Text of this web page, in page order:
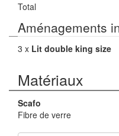
Total
Aménagements
3 x Lit double king size
Matériaux
Scafo
Fibre de verre